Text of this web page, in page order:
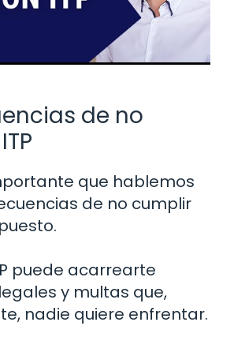
de no
que hablemos
de no cumplir
puede acarrearte
y multas que,
nadie quiere enfrentar.